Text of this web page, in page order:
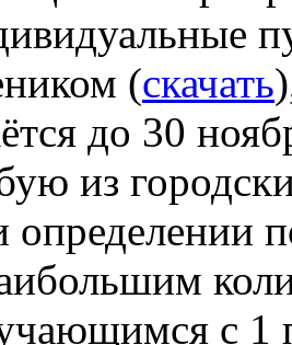
(скачать
до 30
из
определении
с 1